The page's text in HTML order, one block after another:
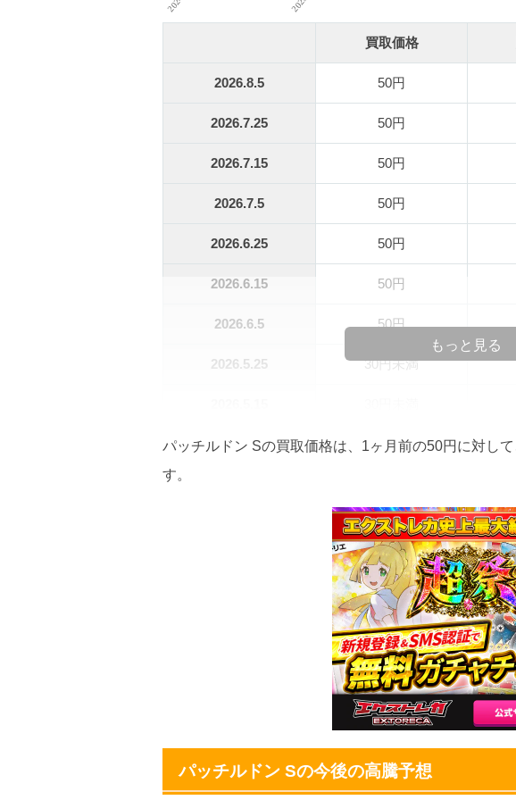
買取価格
2026.8.5 50円
2026.7.25 50円
2026.7.15 50円
2026.7.5 50円
2026.6.25 50円
2026.6.15 50円
2026.6.5 50円
2026.5.25 30円未満
2026.5.5 30円未満
30円未満
30円未満
30円未満
30円未満
30円未満
30円未満
2026.2.15 30円未満
もっと見る
パッチルドン Sの買取価格は、1ヶ月前の50円に対し
す。
パッチルドン Sの今後の高騰予想